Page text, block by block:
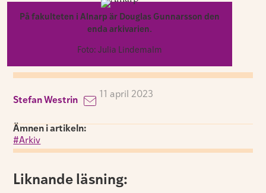
På fakulteten i Alnarp är Douglas Gunnarsson den
enda arkivarien.
Foto: Julia Lindemalm
Stefan Westrin
11 april 2023
Ämnen i artikeln:
Arkiv
Liknande läsning: